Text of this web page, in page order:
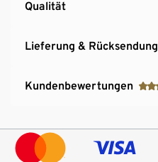
Qualität
Lieferung & Rücksendung
Kundenbewertungen